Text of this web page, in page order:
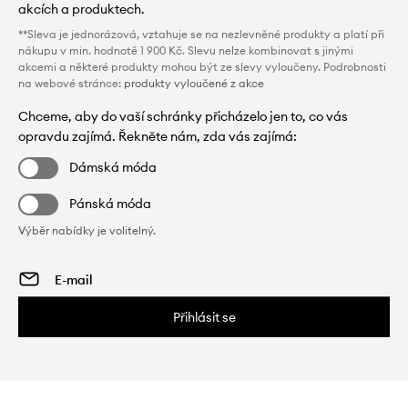
akcích a produktech.
**Sleva je jednorázová, vztahuje se na nezlevněné produkty a platí při
nákupu v min. hodnotě 1 900 Kč. Slevu nelze kombinovat s jinými
akcemi a některé produkty mohou být ze slevy vyloučeny. Podrobnosti
na webové stránce: produkty vyloučené z akce
Chceme, aby do vaší schránky přicházelo jen to, co vás
opravdu zajímá. Řekněte nám, zda vás zajímá:
Dámská móda
Pánská móda
Výběr nabídky je volitelný.
Přihlásit se